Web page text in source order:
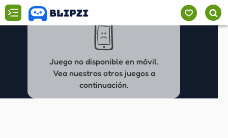
Juego no disponible en móvil.
Vea nuestros otros juegos a
continuación.